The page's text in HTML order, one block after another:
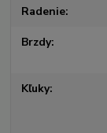
Radenie
Brzdy
Kľuky